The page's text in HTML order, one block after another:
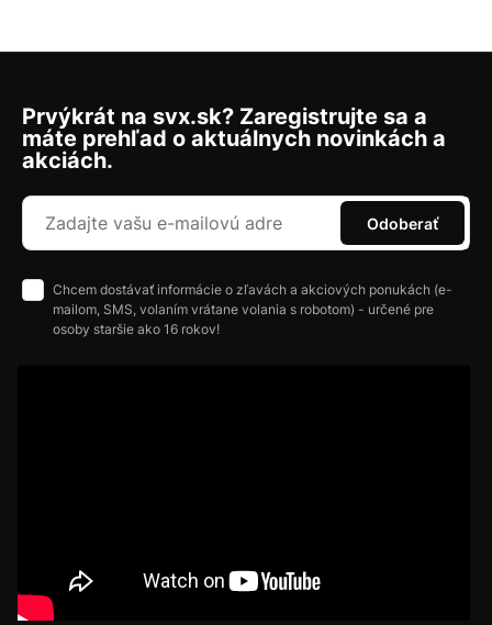
Prvýkrát na svx.sk? Zaregistrujte sa a
máte prehľad o aktuálnych novinkách a
akciách.
Odoberať
Chcem dostávať informácie o zľavách a akciových ponukách (e-
mailom, SMS, volaním vrátane volania s robotom) - určené pre
osoby staršie ako 16 rokov!